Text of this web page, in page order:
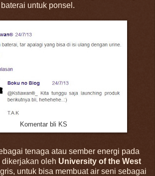
untuk ponsel.
Komentar bli KS
tenaga atau sember energi pada
oleh University of the West
untuk bisa membuat air seni sebagai